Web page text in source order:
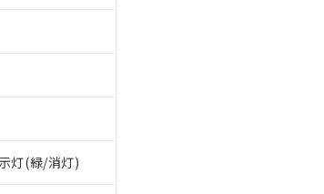
灯(緑/消灯)
応した製品に切り替える予定のある商品です。
に非対応の商品で、対応品を出す予定はありません。